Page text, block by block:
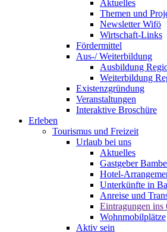
Aktuelles
Themen und
Newsletter Wifö
Wirtschaft-Links
Fördermittel
Aus-/ Weiterbildung
Ausbildung
Weiterbildung
Existenzgründung
Veranstaltungen
Interaktive Broschüre
Erleben
Tourismus und Freizeit
Urlaub bei uns
Aktuelles
Gastgeber
Hotel-
Unterkünfte in
Anreise und
Eintragungen ins
Wohnmobilplätze
Aktiv sein